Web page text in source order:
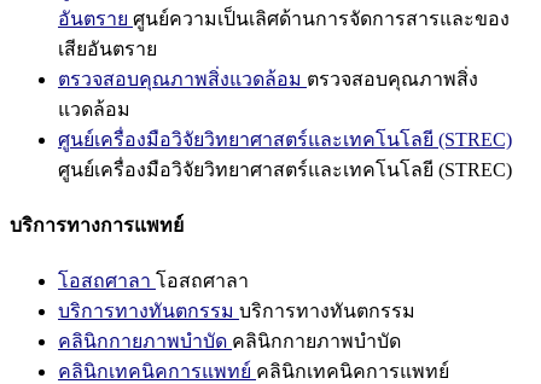
อันตราย ศูนย์ความเป็นเลิศด้านการจัดการสารและของ
เสียอันตราย
ตรวจสอบคุณภาพสิ่งแวดล้อม ตรวจสอบคุณภาพสิ่ง
แวดล้อม
ศูนย์เครื่องมือวิจัยวิทยาศาสตร์และเทคโนโลยี (STREC)
ศูนย์เครื่องมือวิจัยวิทยาศาสตร์และเทคโนโลยี (STREC)
บริการทางการแพทย์
โอสถศาลา โอสถศาลา
บริการทางทันตกรรม บริการทางทันตกรรม
คลินิกกายภาพบำบัด คลินิกกายภาพบำบัด
คลินิกเทคนิคการแพทย์ คลินิกเทคนิคการแพทย์